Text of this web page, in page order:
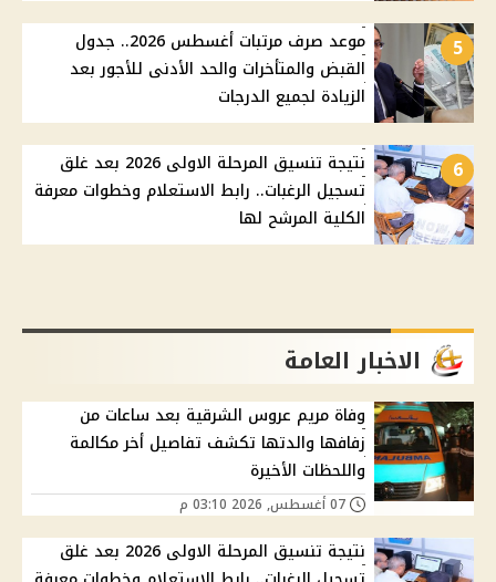
5
موعد صرف مرتبات أغسطس 2026.. جدول
القبض والمتأخرات والحد الأدنى للأجور بعد
الزيادة لجميع الدرجات
6
نتيجة تنسيق المرحلة الاولى 2026 بعد غلق
تسجيل الرغبات.. رابط الاستعلام وخطوات معرفة
الكلية المرشح لها
الاخبار العامة
وفاة مريم عروس الشرقية بعد ساعات من
زفافها والدتها تكشف تفاصيل أخر مكالمة
واللحظات الأخيرة
نتيجة تنسيق المرحلة الاولى 2026 بعد غلق